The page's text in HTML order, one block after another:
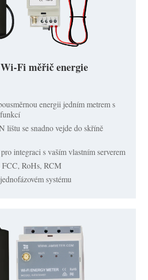
Fi měřič energie
energii jedním metrem s
lištu se snadno vejde do skříně
integraci s vaším vlastním serverem
RoHs, RCM
systému